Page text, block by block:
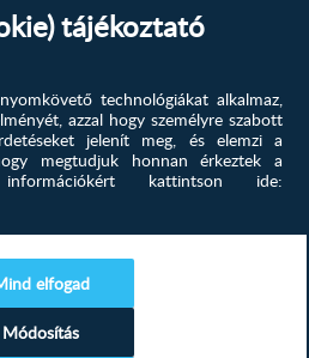
G, Fekete
kényelmes és az Öné! Keresse
tájékoztató
technológiákat alkalmaz,
azzal hogy személyre szabott
jelenít meg, és elemzi a
megtudjuk honnan érkeztek a
kattintson ide:
elfogad
Módosítás